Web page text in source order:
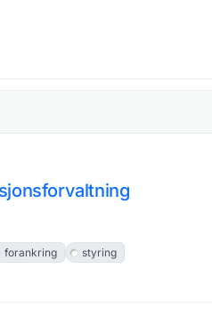
forankring
styring